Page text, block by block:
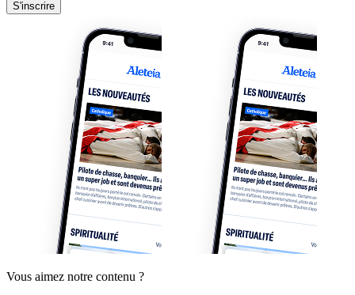
S'inscrire
Vous aimez notre contenu ?